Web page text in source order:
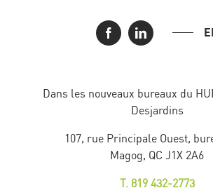
Dans les nouveaux bureaux du
Desjardins
107, rue Principale Ouest,
Magog, QC J1X 2A6
T. 819 432-2773